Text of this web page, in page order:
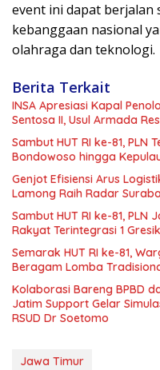
event ini dapat berjalan
kebanggaan nasional
olahraga dan teknologi.
Berita Terkait
INSA Apresiasi Kapal
Sentosa II, Usul Armada
Sambut HUT RI ke-81, PLN
Bondowoso hingga
Genjot Efisiensi Arus
Lamong Raih Radar
Sambut HUT RI ke-81, PLN
Rakyat Terintegrasi 1 Gresik
Semarak HUT RI ke-81,
Beragam Lomba
Kolaborasi Bareng BPBD
Jatim Support Gelar
RSUD Dr Soetomo
Jawa Timur